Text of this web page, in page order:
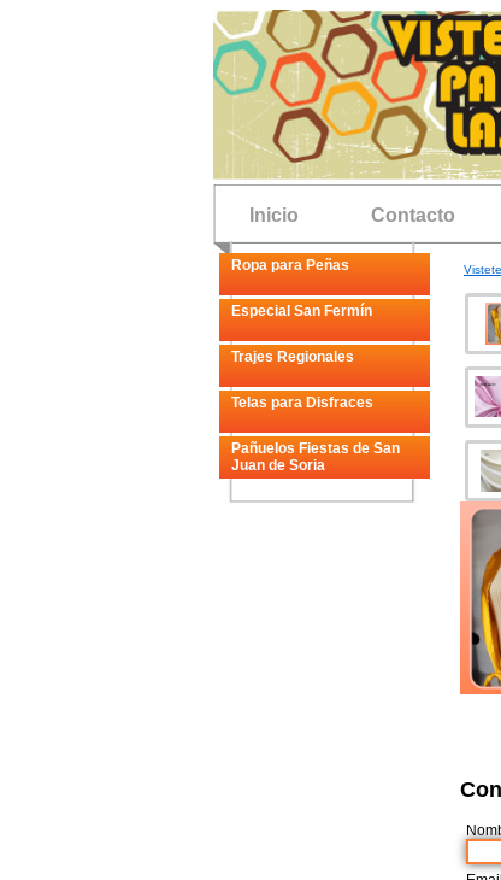
Inicio Contacto
Ropa para Peñas
Especial San Fermín
Trajes Regionales
Telas para Disfraces
Pañuelos Fiestas de San
Juan de Soria